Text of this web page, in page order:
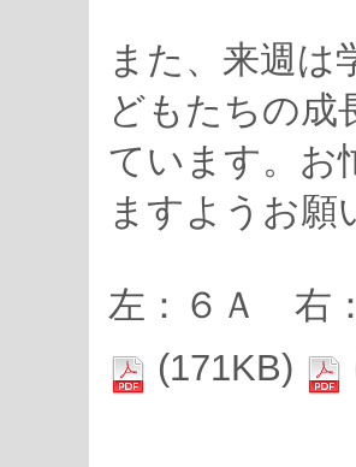
また、来週は
どもたちの成
ています。お
ますようお願
左：６Ａ 右
(171KB)